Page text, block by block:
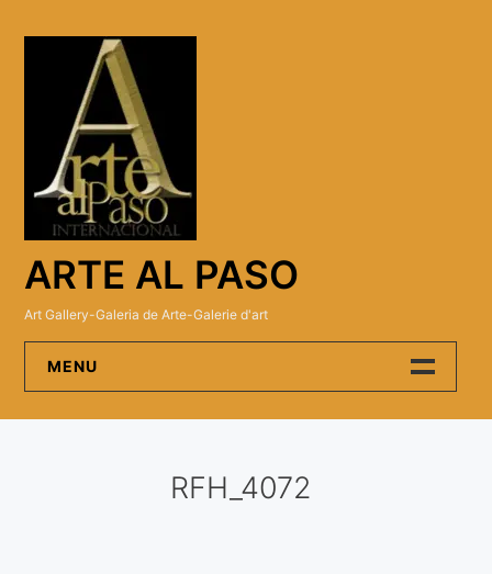
ARTE AL PASO
Art Gallery-Galeria de Arte-Galerie d'art
MENU
RFH_4072